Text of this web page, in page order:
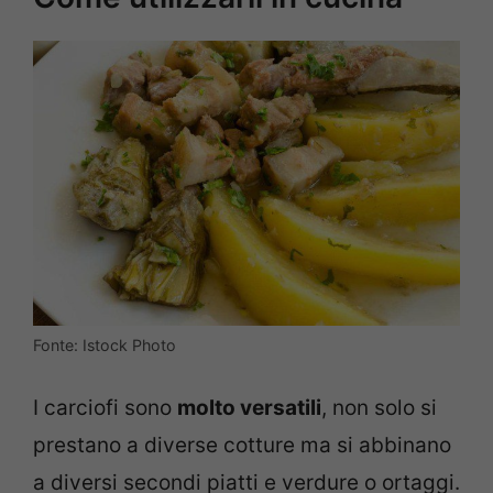
Fonte: Istock Photo
I carciofi sono molto versatili, non solo si
prestano a diverse cotture ma si abbinano
a diversi secondi piatti e verdure o ortaggi.